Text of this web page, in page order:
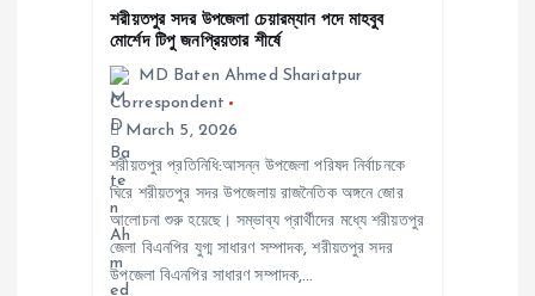
শরীয়তপুর সদর উপজেলা চেয়ারম্যান পদে মাহবুব
মোর্শেদ টিপু জনপ্রিয়তার শীর্ষে
MD Baten Ahmed Shariatpur
Correspondent
March 5, 2026
শরীয়তপুর প্রতিনিধি:আসন্ন উপজেলা পরিষদ নির্বাচনকে
ঘিরে শরীয়তপুর সদর উপজেলায় রাজনৈতিক অঙ্গনে জোর
আলোচনা শুরু হয়েছে। সম্ভাব্য প্রার্থীদের মধ্যে শরীয়তপুর
জেলা বিএনপির যুগ্ম সাধারণ সম্পাদক, শরীয়তপুর সদর
উপজেলা বিএনপির সাধারণ সম্পাদক,…